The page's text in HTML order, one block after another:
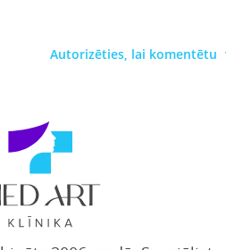
Autorizēties, lai komentētu